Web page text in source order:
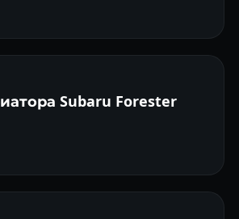
Subaru Forester